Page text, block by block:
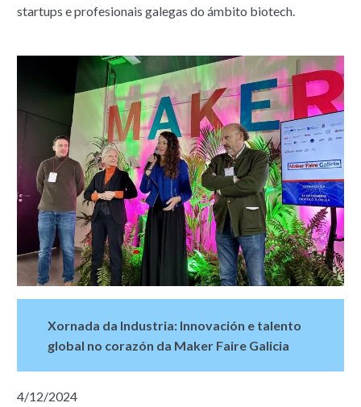
startups e profesionais galegas do ámbito biotech.
Xornada da Industria: Innovación e talento
global no corazón da Maker Faire Galicia
4/12/2024